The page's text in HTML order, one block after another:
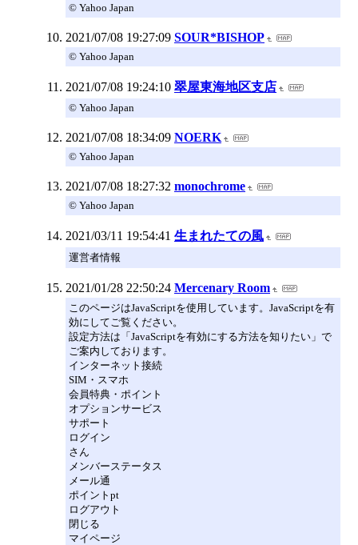
© Yahoo Japan
2021/07/08 19:27:09 SOUR*BISHOP
© Yahoo Japan
2021/07/08 19:24:10 翠屋東海地区支店
© Yahoo Japan
2021/07/08 18:34:09 NOERK
© Yahoo Japan
2021/07/08 18:27:32 monochrome
© Yahoo Japan
2021/03/11 19:54:41 生まれたての風
運営者情報
2021/01/28 22:50:24 Mercenary Room
このページはJavaScriptを使用しています。JavaScriptを有
効にしてご覧ください。
設定方法は「JavaScriptを有効にする方法を知りたい」で
ご案内しております。
インターネット接続
SIM・スマホ
会員特典・ポイント
オプションサービス
サポート
ログイン
さん
メンバーステータス
メール通
ポイントpt
ログアウト
閉じる
マイページ